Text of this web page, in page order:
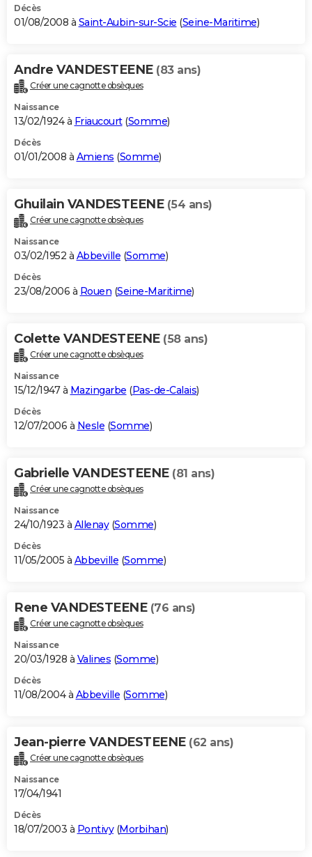
Décès
01/08/2008 à Saint-Aubin-sur-Scie (Seine-Maritime)
Andre VANDESTEENE (83 ans)
Créer une cagnotte obsèques
Naissance
13/02/1924 à Friaucourt(Somme)
Décès
01/01/2008 à Amiens (Somme)
Ghuilain VANDESTEENE (54 ans)
Créer une cagnotte obsèques
Naissance
03/02/1952 à Abbeville (Somme)
Décès
23/08/2006 à Rouen (Seine-Maritime)
Colette VANDESTEENE (58 ans)
Créer une cagnotte obsèques
Naissance
15/12/1947 à Mazingarbe (Pas-de-Calais)
Décès
12/07/2006 à Nesle (Somme)
Gabrielle VANDESTEENE (81 ans)
Créer une cagnotte obsèques
Naissance
24/10/1923 à Allenay(Somme)
Décès
11/05/2005 à Abbeville (Somme)
Rene VANDESTEENE (76 ans)
Créer une cagnotte obsèques
Naissance
20/03/1928 à Valines (Somme)
Décès
11/08/2004 à Abbeville (Somme)
Jean-pierre VANDESTEENE (62 ans)
Créer une cagnotte obsèques
Naissance
17/04/1941
Décès
18/07/2003 à Pontivy(Morbihan)